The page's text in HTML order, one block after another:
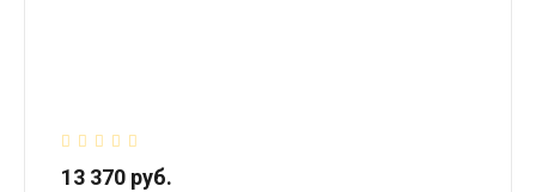
13 370 руб.